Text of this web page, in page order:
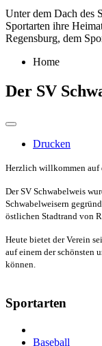
Unter dem Dach des
Sportarten ihre
Regensburg, dem
Home
Der SV
Drucken
Herzlich willkommen auf
Der SV Schwabelweis
Schwabelweisern
östlichen Stadtrand von
Heute bietet der Verein
auf einem der schönsten
können.
Sportarten
Baseball